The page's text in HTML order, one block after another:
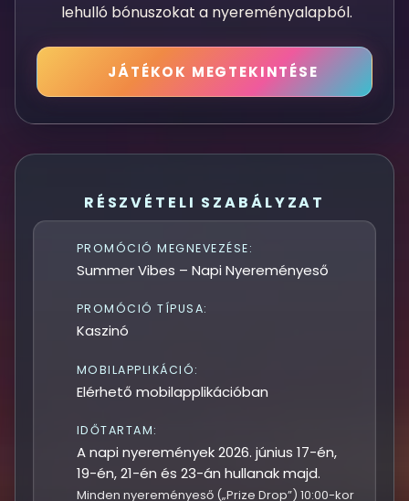
lehulló bónuszokat a nyereményalapból.
JÁTÉKOK MEGTEKINTÉSE
RÉSZVÉTELI SZABÁLYZAT
PROMÓCIÓ MEGNEVEZÉSE:
Summer Vibes – Napi Nyereményeső
PROMÓCIÓ TÍPUSA:
Kaszinó
MOBILAPPLIKÁCIÓ:
Elérhető mobilapplikációban
IDŐTARTAM:
A napi nyeremények 2026. június 17-én,
19-én, 21-én és 23-án hullanak majd.
Minden nyereményeső („Prize Drop”) 10:00-kor